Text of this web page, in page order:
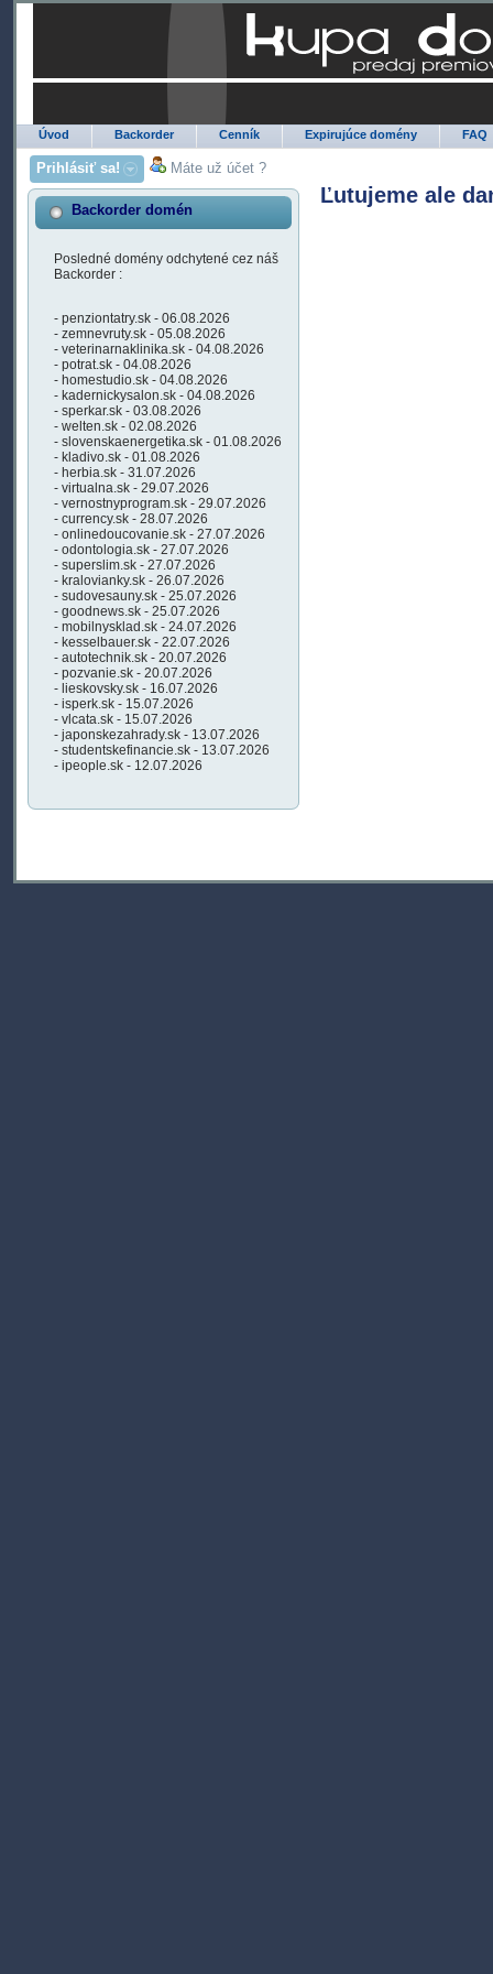
Úvod Backorder Cenník Expirujúce domény FAQ
Prihlásiť sa! Máte už účet ?
Backorder domén
Posledné domény odchytené cez náš
Backorder :
- penziontatry.sk - 06.08.2026
- zemnevruty.sk - 05.08.2026
- veterinarnaklinika.sk - 04.08.2026
- potrat.sk - 04.08.2026
- homestudio.sk - 04.08.2026
- kadernickysalon.sk - 04.08.2026
- sperkar.sk - 03.08.2026
- welten.sk - 02.08.2026
- slovenskaenergetika.sk - 01.08.2026
- kladivo.sk - 01.08.2026
- herbia.sk - 31.07.2026
- virtualna.sk - 29.07.2026
- vernostnyprogram.sk - 29.07.2026
- currency.sk - 28.07.2026
- onlinedoucovanie.sk - 27.07.2026
- odontologia.sk - 27.07.2026
- superslim.sk - 27.07.2026
- kralovianky.sk - 26.07.2026
- sudovesauny.sk - 25.07.2026
- goodnews.sk - 25.07.2026
- mobilnysklad.sk - 24.07.2026
- kesselbauer.sk - 22.07.2026
- autotechnik.sk - 20.07.2026
- pozvanie.sk - 20.07.2026
- lieskovsky.sk - 16.07.2026
- isperk.sk - 15.07.2026
- vlcata.sk - 15.07.2026
- japonskezahrady.sk - 13.07.2026
- studentskefinancie.sk - 13.07.2026
- ipeople.sk - 12.07.2026
Ľutujeme ale